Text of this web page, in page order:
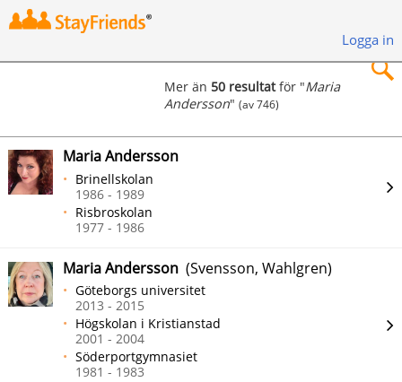
Logga in
Sök
Mer än 50 resultatför "Maria
Andersson" (av 746)
Maria Andersson
Brinellskolan
1986 - 1989
Risbroskolan
1977 - 1986
Maria Andersson (Svensson, Wahlgren)
Göteborgs universitet
2013 - 2015
Högskolan i Kristianstad
2001 - 2004
Söderportgymnasiet
1981 - 1983